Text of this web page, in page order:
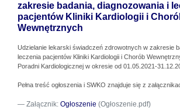
zakresie badania, diagnozowania i
pacjentów Kliniki Kardiologii i
Wewnętrznych
Udzielanie lekarski świadczeń zdrowotnych w zakresie
leczenia pacjentów Kliniki Kardiologii i Chorób
Poradni Kardiologicznej w okresie od 01.05.2021-
Pełna treść ogłoszenia i SWKO znajduje się z
Załącznik: Ogłoszenie (Ogłoszenie.pdf)